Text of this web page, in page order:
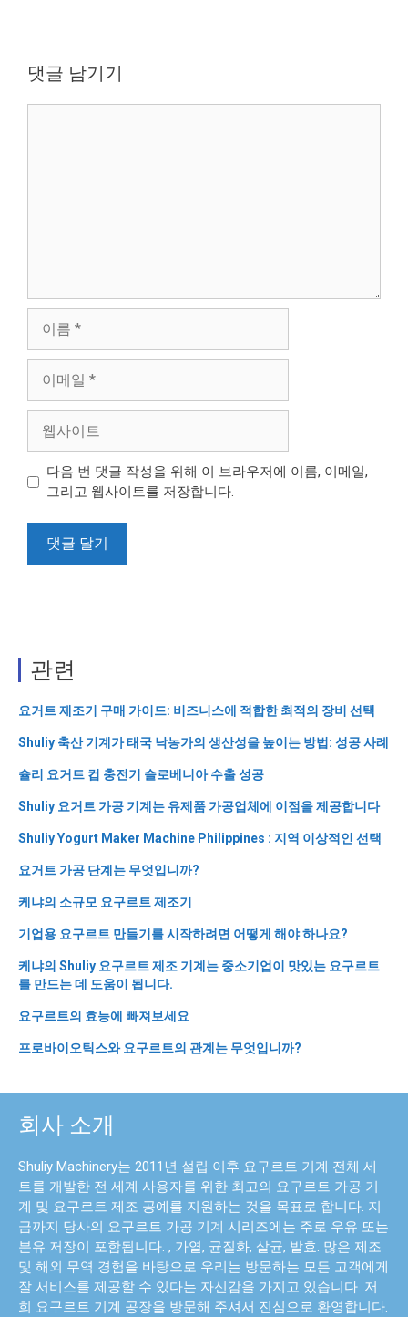
댓글 남기기
일
트
다음 번 댓글 작성을 위해 이 브라우저에 이름, 이메일,
그리고 웹사이트를 저장합니다.
관련
요거트 제조기 구매 가이드: 비즈니스에 적합한 최적의 장비 선택
Shuliy 축산 기계가 태국 낙농가의 생산성을 높이는 방법: 성공 사례
슐리 요거트 컵 충전기 슬로베니아 수출 성공
Shuliy 요거트 가공 기계는 유제품 가공업체에 이점을 제공합니다
Shuliy Yogurt Maker Machine Philippines : 지역 이상적인 선택
요거트 가공 단계는 무엇입니까?
케냐의 소규모 요구르트 제조기
기업용 요구르트 만들기를 시작하려면 어떻게 해야 하나요?
케냐의 Shuliy 요구르트 제조 기계는 중소기업이 맛있는 요구르트
를 만드는 데 도움이 됩니다.
요구르트의 효능에 빠져보세요
프로바이오틱스와 요구르트의 관계는 무엇입니까?
회사 소개
Shuliy Machinery는 2011년 설립 이후 요구르트 기계 전체 세
트를 개발한 전 세계 사용자를 위한 최고의 요구르트 가공 기
계 및 요구르트 제조 공예를 지원하는 것을 목표로 합니다. 지
금까지 당사의 요구르트 가공 기계 시리즈에는 주로 우유 또는
분유 저장이 포함됩니다. , 가열, 균질화, 살균, 발효. 많은 제조
및 해외 무역 경험을 바탕으로 우리는 방문하는 모든 고객에게
잘 서비스를 제공할 수 있다는 자신감을 가지고 있습니다. 저
희 요구르트 기계 공장을 방문해 주셔서 진심으로 환영합니다.